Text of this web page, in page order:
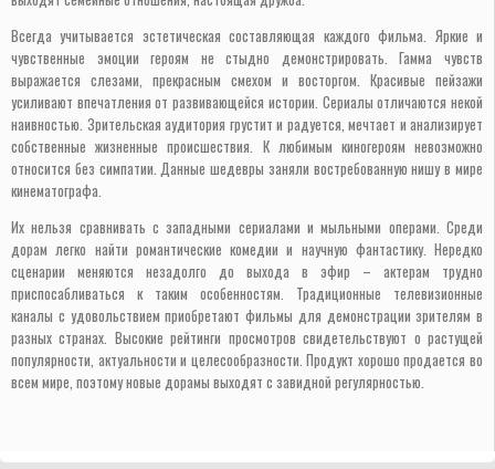
Всегда учитывается эстетическая составляющая каждого фильма. Яркие и
чувственные эмоции героям не стыдно демонстрировать. Гамма чувств
выражается слезами, прекрасным смехом и восторгом. Красивые пейзажи
усиливают впечатления от развивающейся истории. Сериалы отличаются некой
наивностью. Зрительская аудитория грустит и радуется, мечтает и анализирует
собственные жизненные происшествия. К любимым киногероям невозможно
относится без симпатии. Данные шедевры заняли востребованную нишу в мире
кинематографа.
Их нельзя сравнивать с западными сериалами и мыльными операми. Среди
дорам легко найти романтические комедии и научную фантастику. Нередко
сценарии меняются незадолго до выхода в эфир – актерам трудно
приспосабливаться к таким особенностям. Традиционные телевизионные
каналы с удовольствием приобретают фильмы для демонстрации зрителям в
разных странах. Высокие рейтинги просмотров свидетельствуют о растущей
популярности, актуальности и целесообразности. Продукт хорошо продается во
всем мире, поэтому новые дорамы выходят с завидной регулярностью.